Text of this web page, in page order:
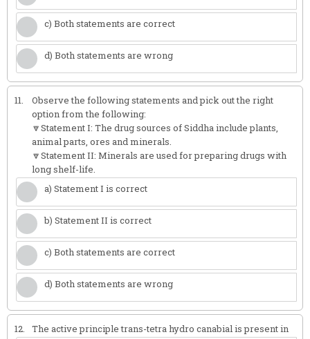
c) Both statements are correct
d) Both statements are wrong
11.
Observe the following statements and pick out the right
option from the following:
🔽Statement I: The drug sources of Siddha include plants,
animal parts, ores and minerals.
🔽Statement II: Minerals are used for preparing drugs with
long shelf-life.
a) Statement I is correct
b) Statement II is correct
c) Both statements are correct
d) Both statements are wrong
12.
The active principle trans-tetra hydro canabial is present in